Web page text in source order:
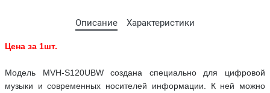
Описание Характеристики
Цена за 1шт.
Модель MVH-S120UBW создана специально для цифровой
музыки и современных носителей информации. К ней можно